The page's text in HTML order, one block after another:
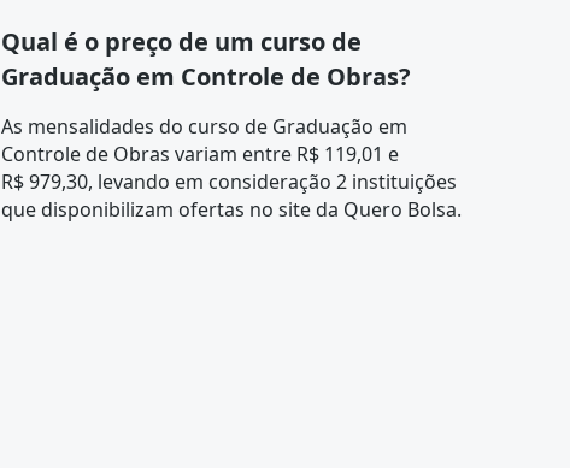
Qual é o preço de um curso de
Graduação em Controle de Obras?
As mensalidades do curso de Graduação em
Controle de Obras variam entre R$ 119,01 e
R$ 979,30, levando em consideração 2 instituições
que disponibilizam ofertas no site da Quero Bolsa.